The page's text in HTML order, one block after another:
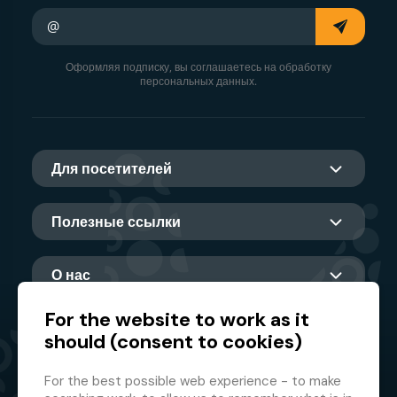
Оформляя подписку, вы соглашаетесь на обработку
персональных данных.
Для посетителей
Полезные ссылки
О нас
Главный партнер
For the website to work as it
should (consent to cookies)
For the best possible web experience - to make